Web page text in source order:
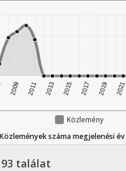
Közlemény
Közlemények száma megjelenési
93 találat